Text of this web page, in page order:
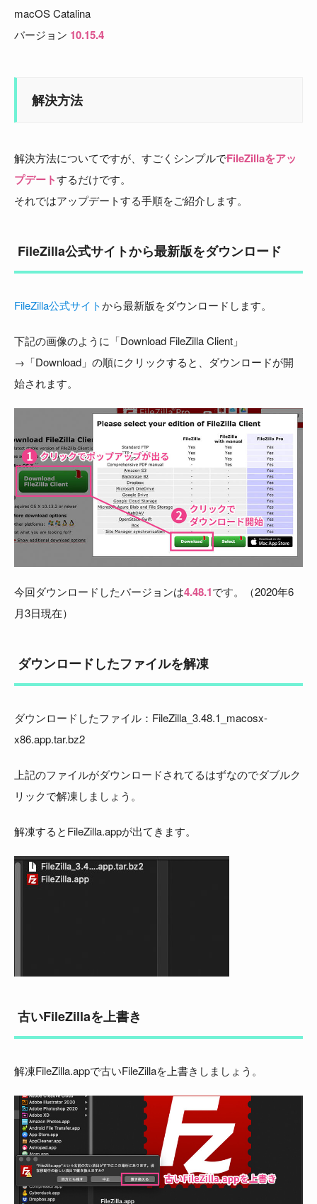
macOS Catalina
バージョン 10.15.4
解決方法
解決方法についてですが、すごくシンプルでFileZillaをアッ
プデートするだけです。
それではアップデートする手順をご紹介します。
FileZilla公式サイトから最新版をダウンロード
FileZilla公式サイトから最新版をダウンロードします。
下記の画像のように「Download FileZilla Client」
→「Download」の順にクリックすると、ダウンロードが開
始されます。
今回ダウンロードしたバージョンは4.48.1です。（2020年6
月3日現在）
ダウンロードしたファイルを解凍
ダウンロードしたファイル：FileZilla_3.48.1_macosx-
x86.app.tar.bz2
上記のファイルがダウンロードされてるはずなのでダブルク
リックで解凍しましょう。
解凍するとFileZilla.appが出てきます。
古いFileZillaを上書き
解凍FileZilla.appで古いFileZillaを上書きしましょう。